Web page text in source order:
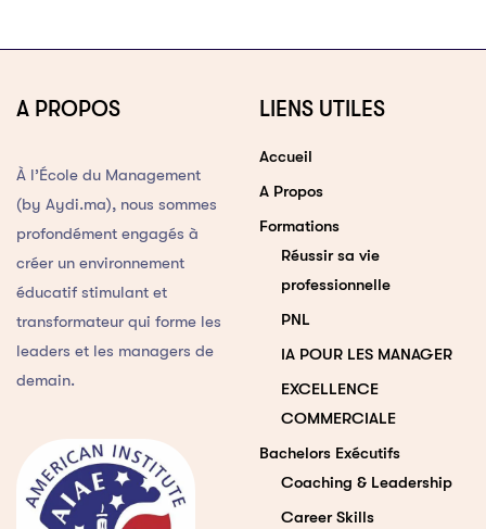
A PROPOS
À l’École du Management
(by Aydi.ma), nous sommes
profondément engagés à
créer un environnement
éducatif stimulant et
transformateur qui forme les
leaders et les managers de
demain.
LIENS UTILES
Accueil
A Propos
Formations
Réussir sa vie
professionnelle
PNL
IA POUR LES MANAGER
EXCELLENCE
COMMERCIALE
Bachelors Exécutifs
Coaching & Leadership
Career Skills